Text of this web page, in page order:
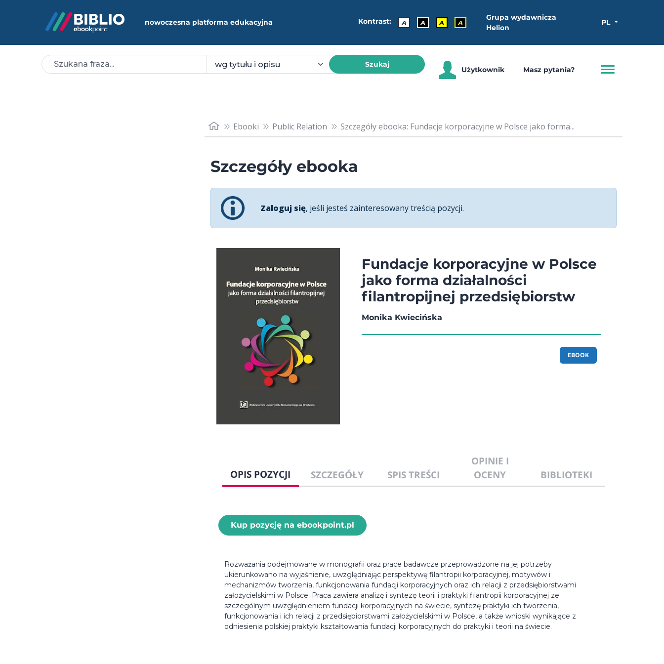
nowoczesna platforma edukacyjna Kontrast: A A A A
Grupa wydawnicza
Helion
PL
Szukaj
Użytkownik Masz pytania?
Ebooki Public Relation Szczegóły ebooka: Fundacje korporacyjne w Polsce jako forma...
Szczegóły ebooka
Zaloguj się, jeśli jesteś zainteresowany treścią pozycji.
Fundacje korporacyjne w Polsce
jako forma działalności
filantropijnej przedsiębiorstw
Monika Kwiecińska
EBOOK
OPIS POZYCJI SZCZEGÓŁY SPIS TREŚCI
OPINIE I
OCENY
BIBLIOTEKI
Kup pozycję na ebookpoint.pl
Rozważania podejmowane w monografii oraz prace badawcze przeprowadzone na jej potrzeby
ukierunkowano na wyjaśnienie, uwzględniając perspektywę filantropii korporacyjnej, motywów i
mechanizmów tworzenia, funkcjonowania fundacji korporacyjnych oraz ich relacji z przedsiębiorstwami
założycielskimi w Polsce. Praca zawiera analizę i syntezę teorii i praktyki filantropii korporacyjnej ze
szczególnym uwzględnieniem fundacji korporacyjnych na świecie, syntezę praktyki ich tworzenia,
funkcjonowania i ich relacji z przedsiębiorstwami założycielskimi w Polsce, a także wnioski wynikające z
odniesienia polskiej praktyki kształtowania fundacji korporacyjnych do praktyki i teorii na świecie.